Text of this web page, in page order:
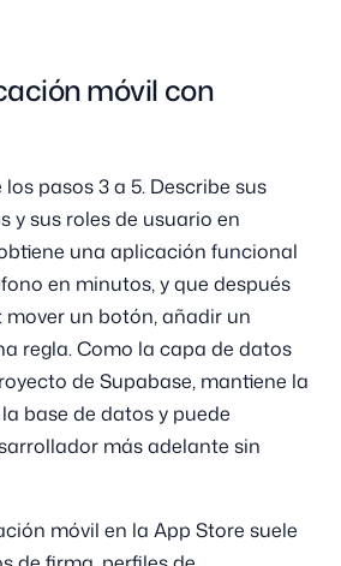
móvil con
pasos 3 a 5. Describe sus
y sus roles de usuario en
una aplicación funcional
en minutos, y que después
un botón, añadir un
regla. Como la capa de datos
de Supabase, mantiene la
base de datos y puede
más adelante sin
móvil en la App Store suele